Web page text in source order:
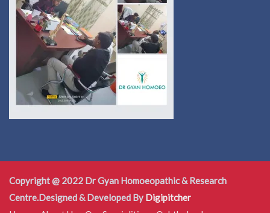
Copyright @ 2022 Dr Gyan Homoeopathic & Research
Centre.Designed & Developed By Digipitcher